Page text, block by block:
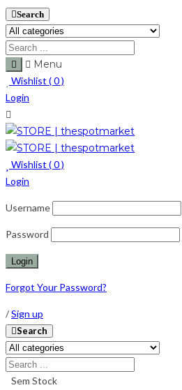
Search
Menu
Wishlist (0)
Login
Wishlist (0)
Login
Username
Password
Forgot Your Password?
/Sign up
Search
Sem Stock